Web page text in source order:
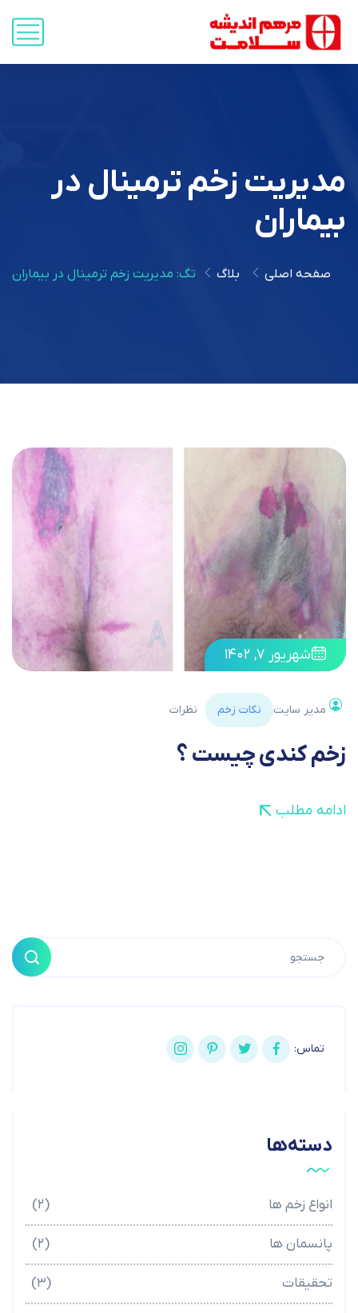
مدیریت زخم ترمینال در
بیماران
صفحه اصلی بلاگ تگ: مدیریت زخم ترمینال در بیماران
شهریور ۷, ۱۴۰۲
مدیر سایت نکات زخم نظرات
زخم کندی چیست ؟
ادامه مطلب
تماس:
دسته‌ها
انواع زخم ها
پانسمان ها
تحقیقات